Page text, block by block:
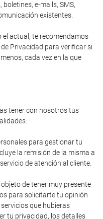
e-mails, SMS,
existentes.
actual, te recomendamos
Privacidad para verificar si
cada vez en la que
tener con nosotros tus
para gestionar tu
la remisión de la misma a
de atención al cliente.
de tener muy presente
para solicitarte tu opinión
que hubieras
tu privacidad, los detalles